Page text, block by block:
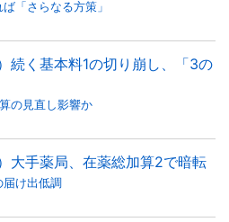
「さらなる方策」
続く基本料1の切り崩し、「3の
の見直し影響か
大手薬局、在薬総加算2で暗転
届け出低調